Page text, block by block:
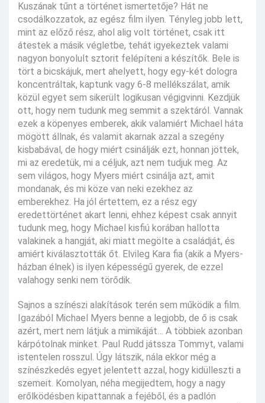
Kuszának tűnt a történet ismertetője? Hát ne
csodálkozzatok, az egész film ilyen. Tényleg jobb lett,
mint az előző rész, ahol alig volt történet, csak itt
átestek a másik végletbe, tehát igyekeztek valami
nagyon bonyolult sztorit felépíteni a készítők. Bele is
tört a bicskájuk, mert ahelyett, hogy egy-két dologra
koncentráltak, kaptunk vagy 6-8 mellékszálat, amik
közül egyet sem sikerült logikusan végigvinni. Kezdjük
ott, hogy nem tudunk meg semmit a szektáról. Vannak
ezek a köpenyes emberek, akik valamiért Michael háta
mögött állnak, és valamit akarnak azzal a szegény
kisbabával, de hogy miért csinálják ezt, honnan jöttek,
mi az eredetük, mi a céljuk, azt nem tudjuk meg. Az
sem világos, hogy Myers miért csinálja azt, amit
mondanak, és mi köze van neki ezekhez az
emberekhez. Ha jól értettem, ez a rész egy
eredettörténet akart lenni, ehhez képest csak annyit
tudunk meg, hogy Michael kisfiú korában hallotta
valakinek a hangját, aki miatt megölte a családját, és
amiért kiválasztották őt. Elvileg Kara fia (akik a Myers-
házban élnek) is ilyen képességű gyerek, de ezzel
valahogy senki nem törődik.
Sajnos a színészi alakítások terén sem működik a film.
Igazából Michael Myers benne a legjobb, de ő is csak
azért, mert nem látjuk a mimikáját… A többiek azonban
kárpótolnak minket. Paul Rudd játssza Tommyt, valami
istentelen rosszul. Úgy látszik, nála ekkor még a
színészkedés egyet jelentett azzal, hogy kidülleszti a
szemeit. Komolyan, néha megijedtem, hogy a nagy
erőlködésben kipattannak a fejéből, és a padlón